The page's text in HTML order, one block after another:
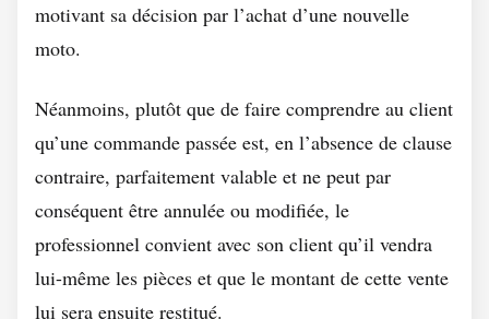
motivant sa décision par l’achat d’une nouvelle
moto.
Néanmoins, plutôt que de faire comprendre au client
qu’une commande passée est, en l’absence de clause
contraire, parfaitement valable et ne peut par
conséquent être annulée ou modifiée, le
professionnel convient avec son client qu’il vendra
lui-même les pièces et que le montant de cette vente
lui sera ensuite restitué.